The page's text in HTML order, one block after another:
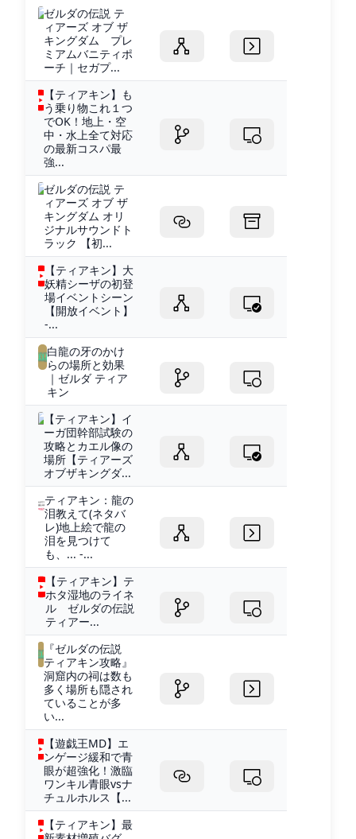
ゼルダの伝説 テ
ィアーズ オブ ザ
キングダム プレ
ミアムバニティポ
ーチ｜セガプ...
【ティアキン】も
う乗り物これ１つ
でOK！地上・空
中・水上全て対応
の最新コスパ最
強...
ゼルダの伝説 テ
ィアーズ オブ ザ
キングダム オリ
ジナルサウンドト
ラック 【初...
【ティアキン】大
妖精シーザの初登
場イベントシーン
【開放イベント】
-...
白龍の牙のかけ
らの場所と効果
｜ゼルダ ティア
キン
【ティアキン】イ
ーガ団幹部試験の
攻略とカエル像の
場所【ティアーズ
オブザキングダ...
ティアキン：龍の
泪教えて(ネタバ
レ)地上絵で龍の
泪を見つけて
も、... -...
【ティアキン】テ
ホタ湿地のライネ
ル ゼルダの伝説
ティアー...
『ゼルダの伝説
ティアキン攻略』
洞窟内の祠は数も
多く場所も隠され
ていることが多
い...
【遊戯王MD】エ
ンゲージ緩和で青
眼が超強化！激臨
ワンキル青眼vsナ
チュルホルス【...
【ティアキン】最